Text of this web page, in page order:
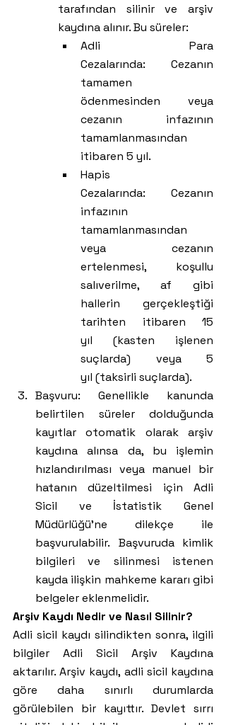
tarafından silinir ve arşiv
kaydına alınır. Bu süreler:
Adli Para
Cezalarında: Cezanın
tamamen
ödenmesinden veya
cezanın infazının
tamamlanmasından
itibaren 5 yıl.
Hapis
Cezalarında: Cezanın
infazının
tamamlanmasından
veya cezanın
ertelenmesi, koşullu
salıverilme, af gibi
hallerin gerçekleştiği
tarihten itibaren 15
yıl (kasten işlenen
suçlarda) veya 5
yıl (taksirli suçlarda).
Başvuru: Genellikle kanunda
belirtilen süreler dolduğunda
kayıtlar otomatik olarak arşiv
kaydına alınsa da, bu işlemin
hızlandırılması veya manuel bir
hatanın düzeltilmesi için Adli
Sicil ve İstatistik Genel
Müdürlüğü'ne dilekçe ile
başvurulabilir. Başvuruda kimlik
bilgileri ve silinmesi istenen
kayda ilişkin mahkeme kararı gibi
belgeler eklenmelidir.
Arşiv Kaydı Nedir ve Nasıl Silinir?
Adli sicil kaydı silindikten sonra, ilgili
bilgiler Adli Sicil Arşiv Kaydına
aktarılır. Arşiv kaydı, adli sicil kaydına
göre daha sınırlı durumlarda
görülebilen bir kayıttır. Devlet sırrı